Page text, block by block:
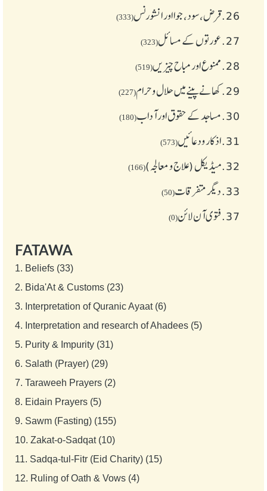
26. قرض،سود، جوا اور انشورنس(333)
27. عورتوں کے مسائل(323)
28. ممنوع اور مباح چیز یں(519)
29. کھانے پینے میں حلال و حرام(227)
30. مساجد کے حقوق اور آداب(180)
31. اذکار ودعائیں(573)
32. میڈیکل (علاج و معالجہ)(166)
33. دیگر متفرقات(50)
37. فتوی آن لائن(0)
FATAWA
1. Beliefs (33)
2. Bida'At & Customs (23)
3. Interpretation of Quranic Ayaat (6)
4. Interpretation and research of Ahadees (5)
5. Purity & Impurity (31)
6. Salath (Prayer) (29)
7. Taraweeh Prayers (2)
8. Eidain Prayers (5)
9. Sawm (Fasting) (155)
10. Zakat-o-Sadqat (10)
11. Sadqa-tul-Fitr (Eid Charity) (15)
12. Ruling of Oath & Vows (4)